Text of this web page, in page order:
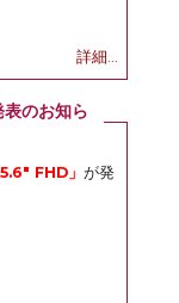
詳細...
のお知ら
FHD」 が発